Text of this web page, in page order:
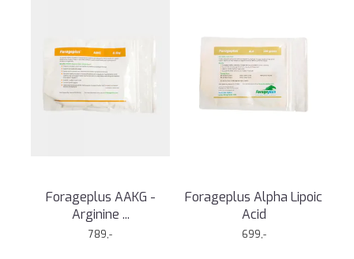
Forageplus AAKG -
Arginine ...
789,-
Forageplus Alpha Lipoic
Acid
699,-